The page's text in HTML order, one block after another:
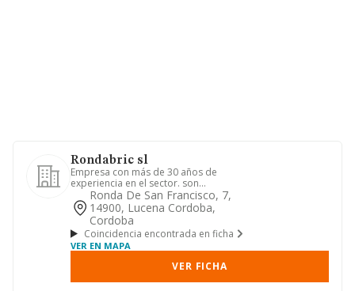
Rondabric sl
Empresa con más de 30 años de
experiencia en el sector. son
especialistas en el diseño, fabricación...
Ronda De San Francisco, 7,
14900, Lucena Cordoba,
Cordoba
Coincidencia encontrada en ficha
VER EN MAPA
VER FICHA